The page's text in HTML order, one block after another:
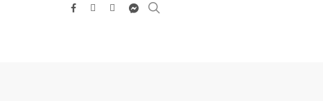
facebook
youtubeinstagram
messenger